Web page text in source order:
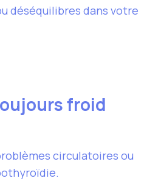
déséquilibres dans votre
froid
circulatoires ou